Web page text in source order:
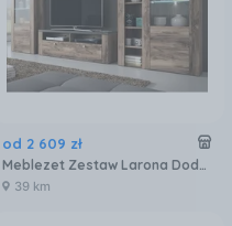
od 2 609 zł
Meblezet Zestaw Larona Dodaj Oświetlenie Półek Satin Orzech Touchwood 5675 74191
39 km